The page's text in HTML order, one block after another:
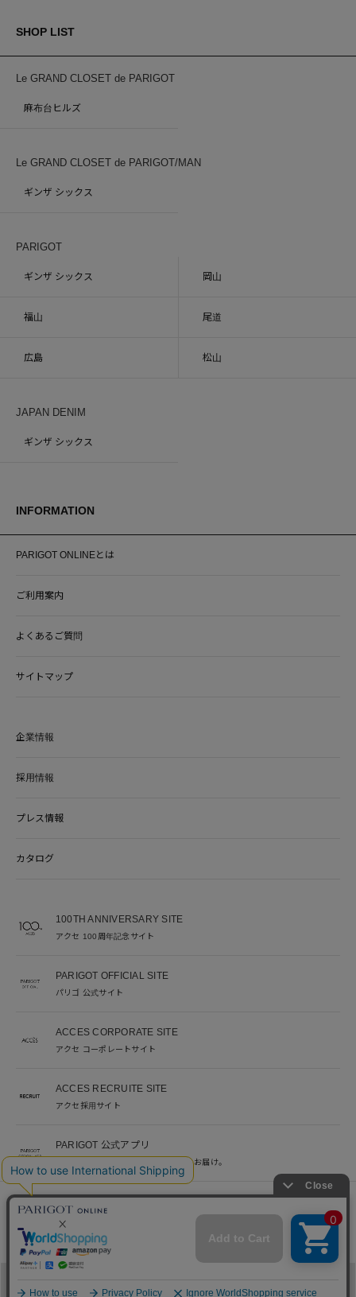
SHOP LIST
Le GRAND CLOSET de PARIGOT
麻布台ヒルズ
Le GRAND CLOSET de PARIGOT/MAN
ギンザ シックス
PARIGOT
ギンザ シックス 岡山
福山 尾道
広島 松山
JAPAN DENIM
ギンザ シックス
INFORMATION
PARIGOT ONLINEとは
ご利用案内
よくあるご質問
サイトマップ
企業情報
採用情報
プレス情報
カタログ
100TH ANNIVERSARY SITE
アクセ 100周年記念サイト
PARIGOT OFFICIAL SITE
パリゴ 公式サイト
ACCES CORPORATE SITE
アクセ コーポレートサイト
ACCES RECRUITE SITE
アクセ採用サイト
PARIGOT 公式アプリ
新着情報を、プッシュ通知でいち早くお届け。
©︎ACCES co. ltd. all rights reserved
※当サイト掲載写真のオークションなどへの二次転用を固く禁じます。